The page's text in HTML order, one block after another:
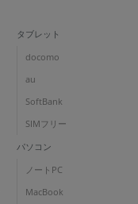
タブレット
docomo
au
SoftBank
SIMフリー
パソコン
ノートPC
MacBook